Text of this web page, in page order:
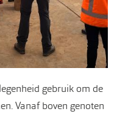
gebruik om de
Vanaf boven genoten